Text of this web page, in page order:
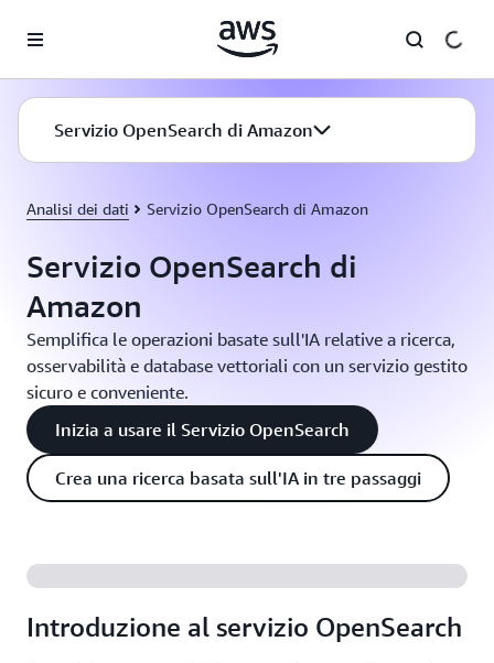
Servizio OpenSearch di Amazon
Analisi dei dati Servizio OpenSearch di Amazon
Servizio OpenSearch di
Amazon
Semplifica le operazioni basate sull'IA relative a ricerca,
osservabilità e database vettoriali con un servizio gestito
sicuro e conveniente.
Inizia a usare il Servizio OpenSearch
Crea una ricerca basata sull'IA in tre passaggi
Introduzione al servizio OpenSearch